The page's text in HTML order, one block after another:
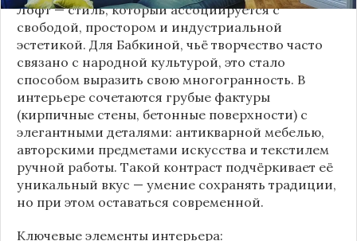
Лофт — стиль, который ассоциируется с
свободой, простором и индустриальной
эстетикой. Для Бабкиной, чьё творчество часто
связано с народной культурой, это стало
способом выразить свою многогранность. В
интерьере сочетаются грубые фактуры
(кирпичные стены, бетонные поверхности) с
элегантными деталями: антикварной мебелью,
авторскими предметами искусства и текстилем
ручной работы. Такой контраст подчёркивает её
уникальный вкус — умение сохранять традиции,
но при этом оставаться современной.
Ключевые элементы интерьера: